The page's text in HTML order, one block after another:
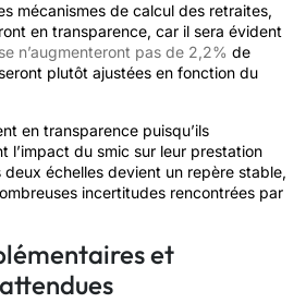
mécanismes de calcul des retraites,
en transparence, car il sera évident
n’augmenteront pas de 2,2% de
plutôt ajustées en fonction du
en transparence puisqu’ils
l’impact du smic sur leur prestation
échelles devient un repère stable,
incertitudes rencontrées par
et